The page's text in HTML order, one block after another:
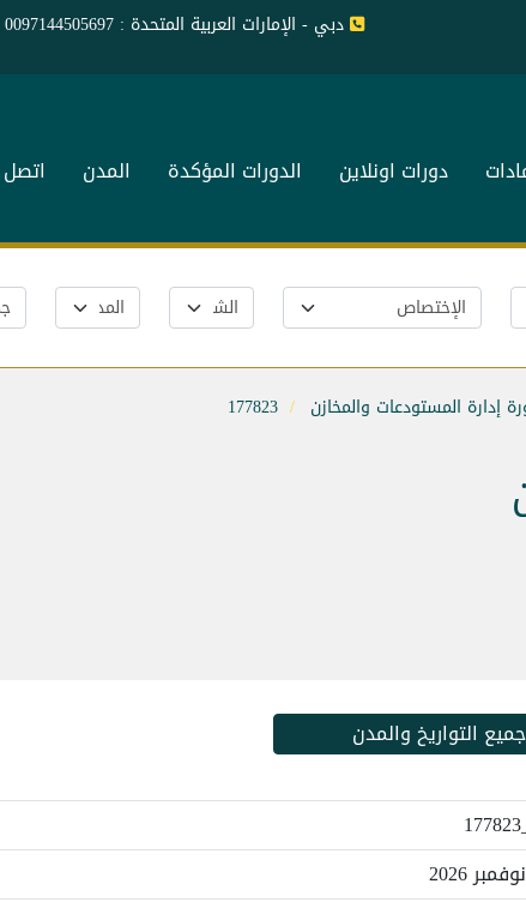
دبي - الإمارات العربية المتحدة : 0097144505697
دورات اونلاين الدورات المؤكدة المدن اتصل
إدارة المستودعات والمخازن 177823
جميع التواريخ والمدن